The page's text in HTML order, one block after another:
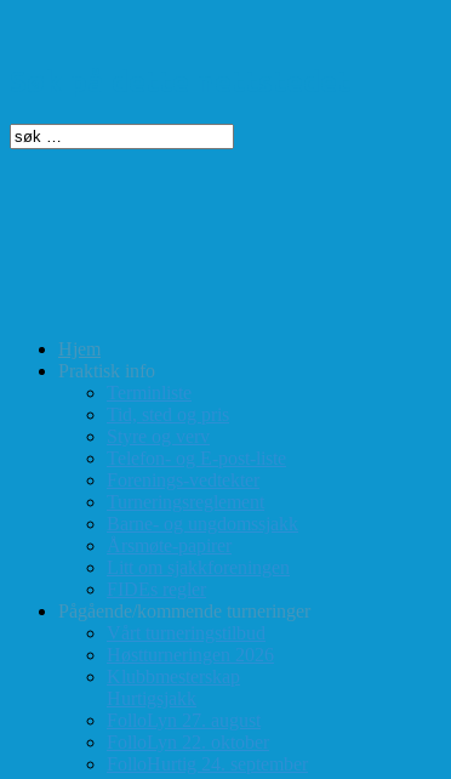
Hjem
Praktisk info
Terminliste
Tid, sted og pris
Styre og verv
Telefon- og E-post-liste
Forenings-vedtekter
Turneringsreglement
Barne- og ungdomssjakk
Årsmøte-papirer
Litt om sjakkforeningen
FIDEs regler
Pågående/kommende turneringer
Vårt turneringstilbud
Høstturneringen 2026
Klubbmesterskap
Hurtigsjakk
FolloLyn 27. august
FolloLyn 22. oktober
FolloHurtig 24. september